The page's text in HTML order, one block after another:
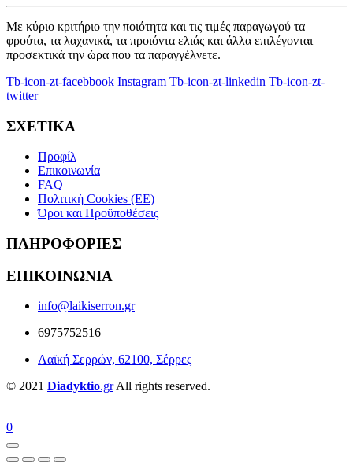
Με κύριο κριτήριο την ποιότητα και τις τιμές παραγωγού τα
φρούτα, τα λαχανικά, τα προιόντα ελιάς και άλλα επιλέγονται
προσεκτικά την ώρα που τα παραγγέλνετε.
Tb-icon-zt-facebbook Instagram Tb-icon-zt-linkedin Tb-icon-zt-
twitter
ΣΧΕΤΙΚΑ
Προφίλ
Επικοινωνία
FAQ
Πολιτική Cookies (ΕΕ)
Όροι και Προϋποθέσεις
ΠΛΗΡΟΦΟΡΙΕΣ
ΕΠΙΚΟΙΝΩΝΙΑ
info@laikiserron.gr
6975752516
Λαϊκή Σερρών, 62100, Σέρρες
© 2021 Diadyktio.grAll rights reserved.
0